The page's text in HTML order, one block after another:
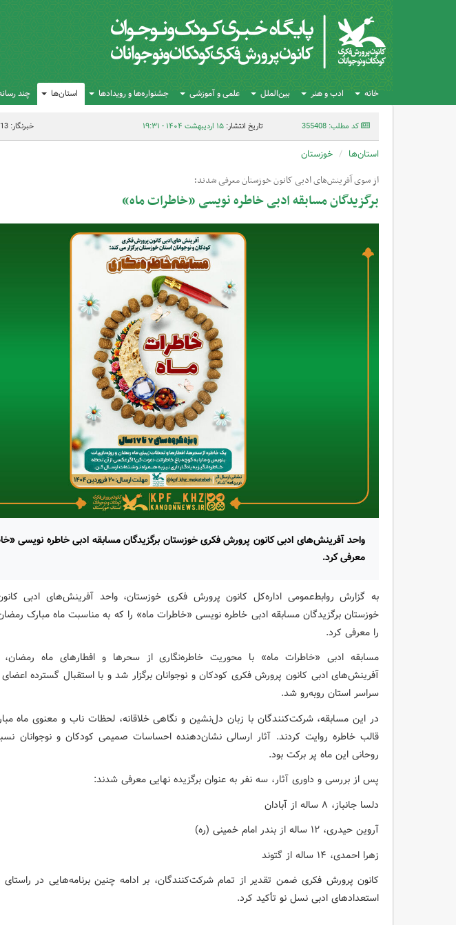
خانه ادب و هنر بین‌الملل علمی و آموزشی جشنواره‌ها و رویدادها استان‌ها چند
کد مطلب: 355408 تاریخ انتشار:۱۵ اردیبهشت ۱۴۰۴ - ۱۹:۳۱ خبرنگار: 13_27
استان‌ها خوزستان
از سوی آفرینش‌های ادبی کانون خوزستان معرفی شدند؛
برگزیدگان مسابقه ادبی خاطره نویسی «خاطرات ماه»
واحد آفرینش‌های ادبی کانون پرورش فکری خوزستان برگزیدگان مسابقه ادبی خاطره نویسی
معرفی کرد.
به گزارش روابط‌عمومی اداره‌کل کانون پرورش فکری خوزستان، واحد آفرینش‌های ادبی
خوزستان برگزیدگان مسابقه ادبی خاطره نویسی «خاطرات ماه» را که به مناسبت ماه مبارک
را معرفی کرد.
مسابقه ادبی «خاطرات ماه» با محوریت خاطره‌نگاری از سحرها و افطارهای ماه
سراسر استان روبه‌رو شد.
در این مسابقه، شرکت‌کنندگان با زبان دل‌نشین و نگاهی خلاقانه، لحظات ناب و معنوی ماه
قالب خاطره روایت کردند. آثار ارسالی نشان‌دهنده احساسات صمیمی کودکان و نوجوانان
روحانی این ماه پر برکت بود.
پس از بررسی و داوری آثار، سه نفر به عنوان برگزیده نهایی معرفی شدند:
دلسا جانباز، ۸ ساله از آبادان
آروین حیدری، ۱۲ ساله از بندر امام خمینی (ره)
زهرا احمدی، ۱۴ ساله از گتوند
کانون پرورش فکری ضمن تقدیر از تمام شرکت‌کنندگان، بر ادامه چنین برنامه‌هایی در
استعدادهای ادبی نسل نو تأکید کرد.